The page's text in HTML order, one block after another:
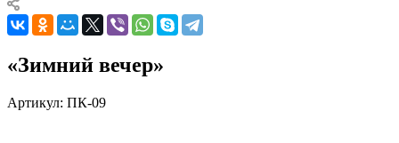
«Зимний вечер»
Артикул: ПК-09